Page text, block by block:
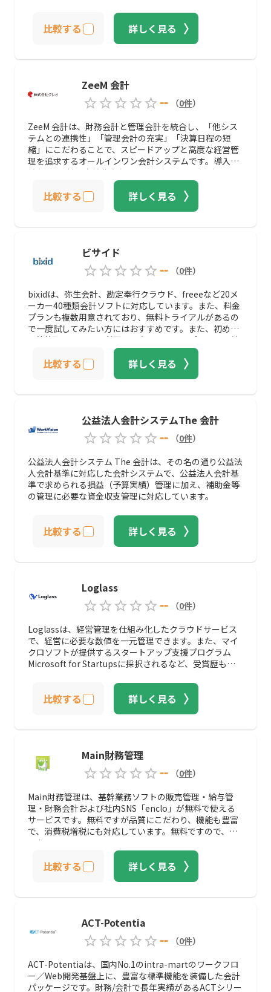
比較する 詳しく見る
ZeeM 会計
--
（0件）
ZeeM 会計は、財務会計と管理会計を統合し、「他シス
テムとの連携性」「管理会計の充実」「決算日程の短
縮」にこだわることで、スピードアップと高度な経営管
理を追求するオールインワン会計システムです。導入実
績も2,000社と実績豊富なシステムなので、ぜひおすす
比較する 詳しく見る
ビサイド
--
（0件）
bixidは、弥生会計、勘定奉行クラウド、freeeなど20メ
ーカー40種類会計ソフトに対応しています。また、料金
プランも複数用意されており、無料トライアルがあるの
で一度試してみたい方にはおすすめです。また、初めて
予算管理システムを利用する方は、フリープランから始
めるのも良いでしょう。
比較する 詳しく見る
公益法人会計システムThe 会計
--
（0件）
公益法人会計システム The 会計は、その名の通り公益法
人会計基準に対応した会計システムで、公益法人会計基
準で求められる損益（予算実績）管理に加え、補助金等
の管理に必要な資金収支管理に対応しています。
比較する 詳しく見る
Loglass
--
（0件）
Loglassは、経営管理を仕組み化したクラウドサービス
で、経営に必要な数値を一元管理できます。また、マイ
クロソフトが提供するスタートアップ支援プログラム
Microsoft for Startupsに採択されるなど、受賞歴も誇
比較する 詳しく見る
Main財務管理
--
（0件）
Main財務管理は、基幹業務ソフトの販売管理・給与管
理・財務会計および社内SNS「enclo」が無料で使える
サービスです。無料ですが品質にこだわり、機能も豊富
で、消費税増税にも対応しています。無料ですので、ぜ
ひおすすめします。
比較する 詳しく見る
ACT-Potentia
--
（0件）
ACT-Potentiaは、国内No.1のintra-martのワークフロ
ー／Web開発基盤上に、豊富な標準機能を装備した会計
パッケージです。財務/会計で長年実績があるACTシリー